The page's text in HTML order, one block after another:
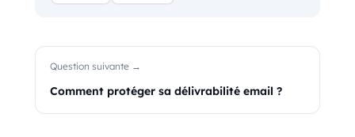
Question suivante →
Comment protéger sa délivrabilité email ?